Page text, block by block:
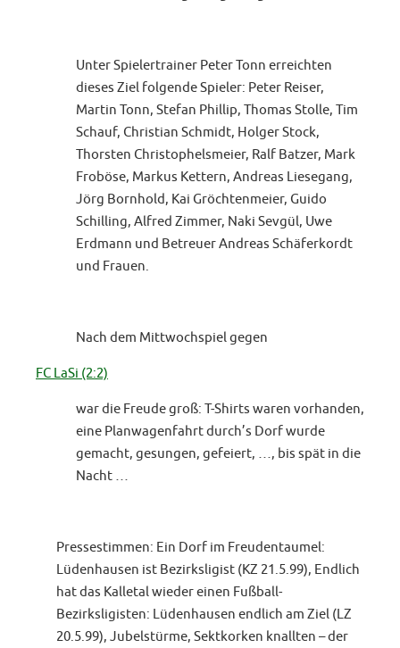
Unter Spielertrainer Peter Tonn erreichten
dieses Ziel folgende Spieler: Peter Reiser,
Martin Tonn, Stefan Phillip, Thomas Stolle, Tim
Schauf, Christian Schmidt, Holger Stock,
Thorsten Christophelsmeier, Ralf Batzer, Mark
Froböse, Markus Kettern, Andreas Liesegang,
Jörg Bornhold, Kai Gröchtenmeier, Guido
Schilling, Alfred Zimmer, Naki Sevgül, Uwe
Erdmann und Betreuer Andreas Schäferkordt
und Frauen.
Nach dem Mittwochspiel gegen
FC LaSi (2:2)
war die Freude groß: T-Shirts waren vorhanden,
eine Planwagenfahrt durch’s Dorf wurde
gemacht, gesungen, gefeiert, …, bis spät in die
Nacht …
Pressestimmen: Ein Dorf im Freudentaumel:
Lüdenhausen ist Bezirksligist (KZ 21.5.99), Endlich
hat das Kalletal wieder einen Fußball-
Bezirksligisten: Lüdenhausen endlich am Ziel (LZ
20.5.99), Jubelstürme, Sektkorken knallten – der